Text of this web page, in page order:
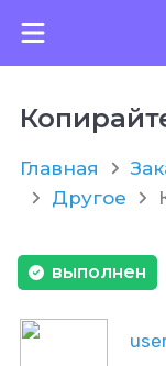
Главная
Другое
выполнен